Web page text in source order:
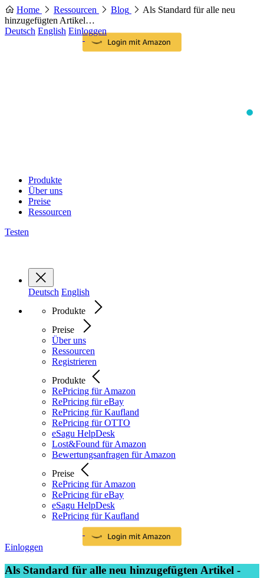
Home Ressourcen Blog
Als Standard für alle neu
hinzugefügten Artikel…
Deutsch English Einloggen
Produkte
Über uns
Preise
Ressourcen
Testen
Deutsch English
Produkte
Preise
Über uns
Ressourcen
Registrieren
Produkte
RePricing für Amazon
RePricing für eBay
RePricing für Kaufland
RePricing für OTTO
eSagu HelpDesk
Lost&Found für Amazon
Bewertungsanfragen für Amazon
Preise
RePricing für Amazon
RePricing für eBay
eSagu HelpDesk
RePricing für Kaufland
Einloggen
Als Standard für alle neu hinzugefügten Artikel -